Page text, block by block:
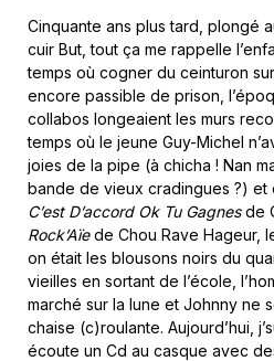
Cinquante ans plus tard, plongé
cuir But, tout ça me rappelle
temps où cogner du ceinturon
encore passible de prison,
collabos longeaient les murs
temps où le jeune Guy-Michel
joies de la pipe (à chicha ! Nan
bande de vieux cradingues ?) et
C’est D’accord Ok Tu Gagnesde
Rock’Aïede Chou Rave Hageur,
on était les blousons noirs du
vieilles en sortant de l’école,
marché sur la lune et Johnny ne
chaise (c)roulante. Aujourd’hui,
écoute un Cd au casque avec